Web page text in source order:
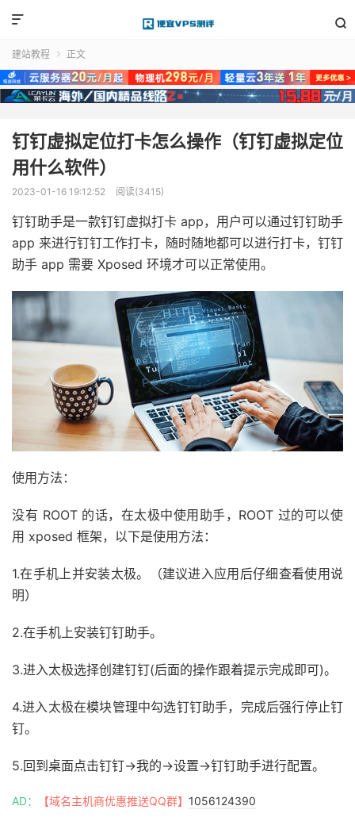


建站教程  正文
钉钉虚拟定位打卡怎么操作（钉钉虚拟定位
用什么软件）
2023-01-16 19:12:52 阅读(3415)
钉钉助手是一款钉钉虚拟打卡 app，用户可以通过钉钉助手
app 来进行钉钉工作打卡，随时随地都可以进行打卡，钉钉
助手 app 需要 Xposed 环境才可以正常使用。
使用方法：
没有 ROOT 的话，在太极中使用助手，ROOT 过的可以使
用 xposed 框架，以下是使用方法：
1.在手机上并安装太极。（建议进入应用后仔细查看使用说
明）
2.在手机上安装钉钉助手。
3.进入太极选择创建钉钉(后面的操作跟着提示完成即可)。
4.进入太极在模块管理中勾选钉钉助手，完成后强行停止钉
钉。
5.回到桌面点击钉钉->我的->设置->钉钉助手进行配置。
AD： 【域名主机商优惠推送QQ群】 1056124390